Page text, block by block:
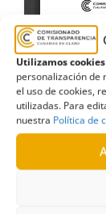
Utilizamos
personalización de
el uso de cookies,
utilizadas. Para
nuestra Política de